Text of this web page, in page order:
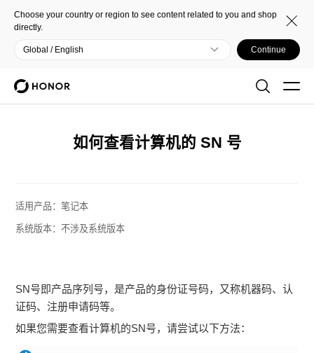
Choose your country or region to see content related to you and shop
directly.
Global / English Continue
如何查看计算机的 SN 号
适用产品： 笔记本
系统版本： 不涉及系统版本
SN号即产品序列号，是产品的身份证号码，又称机器码、认
证码、注册申请码等。
如果您需要查看计算机的SN号，请尝试以下方法：